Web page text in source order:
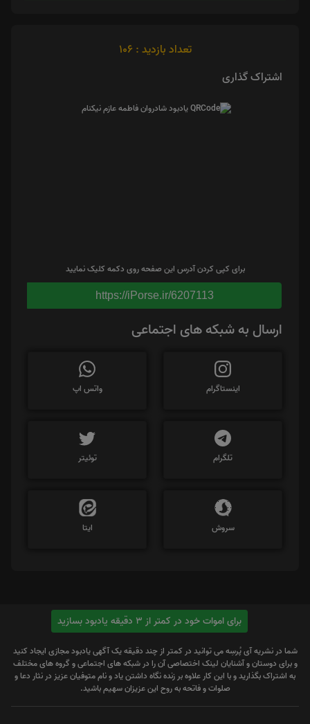
تعداد بازدید : 106
اشتراک گذاری
برای کپی کردن آدرس این صفحه روی دکمه کلیک نمایید
https://iPorse.ir/6207113
ارسال به شبکه های اجتماعی
اینستاگرام واتس اپ
تلگرام توئیتر
سروش ایتا
برای اموات خود در کمتر از 3 دقیقه یادبود بسازید
شما در نشریه آی پُرسِه می توانید در کمتر از چند دقیقه یک آگهی یادبود مجازی ایجاد کنید
و برای دوستان و آشنایان لینک اختصاصی آن را در شبکه های اجتماعی و گروه های مختلف
به اشتراک بگذارید و با این کار علاوه بر زنده نگاه داشتن یاد و نام متوفیان عزیز در نثار دعا و
صلوات و فاتحه به روح این عزیزان سهیم باشید.